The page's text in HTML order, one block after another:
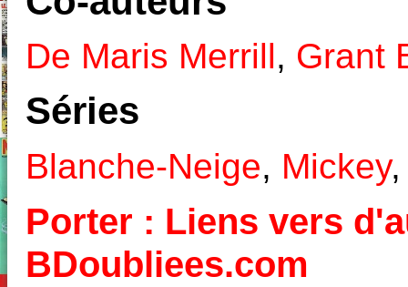
De Maris Merrill, Grant
Séries
Blanche-Neige, Mickey
Porter : Liens vers
BDoubliees.com